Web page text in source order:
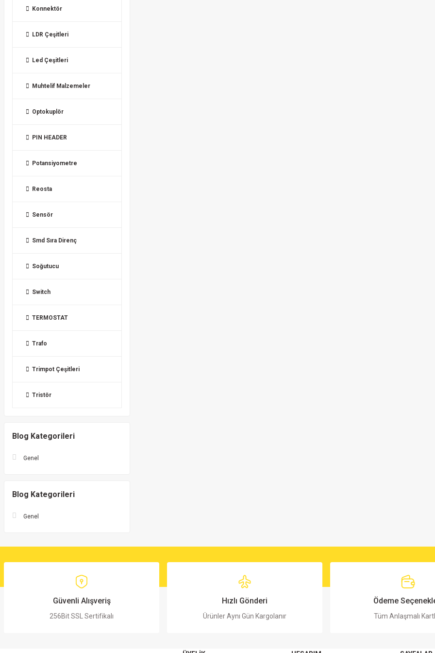
Konnektör
LDR Çeşitleri
Led Çeşitleri
Muhtelif Malzemeler
Optokuplör
PIN HEADER
Potansiyometre
Reosta
Sensör
Smd Sıra Direnç
Soğutucu
Switch
TERMOSTAT
Trafo
Trimpot Çeşitleri
Tristör
Blog Kategorileri
Genel
Blog Kategorileri
Genel
Güvenli Alışveriş
256Bit SSL Sertifikalı
Hızlı Gönderi
Ürünler Aynı Gün Kargolanır
Ödeme
Tüm Anlaşmalı